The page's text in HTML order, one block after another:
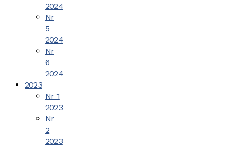
2024
Nr
5
2024
Nr
6
2024
2023
Nr 1
2023
Nr
2
2023